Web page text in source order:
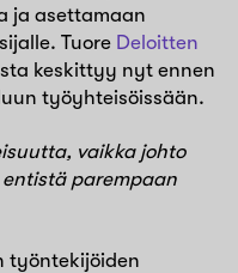
ja asettamaan
Tuore Deloitten
keskittyy nyt ennen
työyhteisöissään.
vaikka johto
parempaan
työntekijöiden